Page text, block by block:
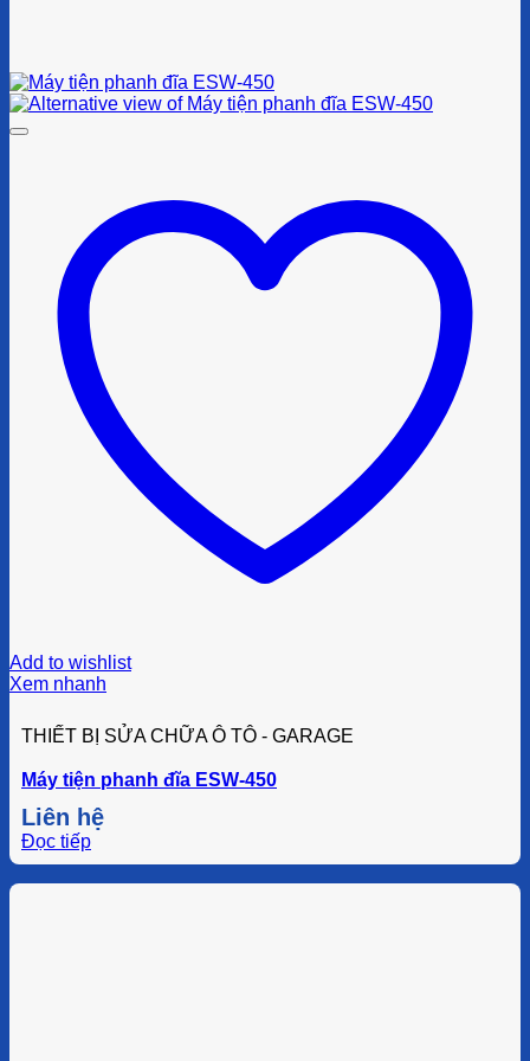
Add to wishlist
Xem nhanh
THIẾT BỊ SỬA CHỮA Ô TÔ - GARAGE
Máy tiện phanh đĩa ESW-450
Liên hệ
Đọc tiếp